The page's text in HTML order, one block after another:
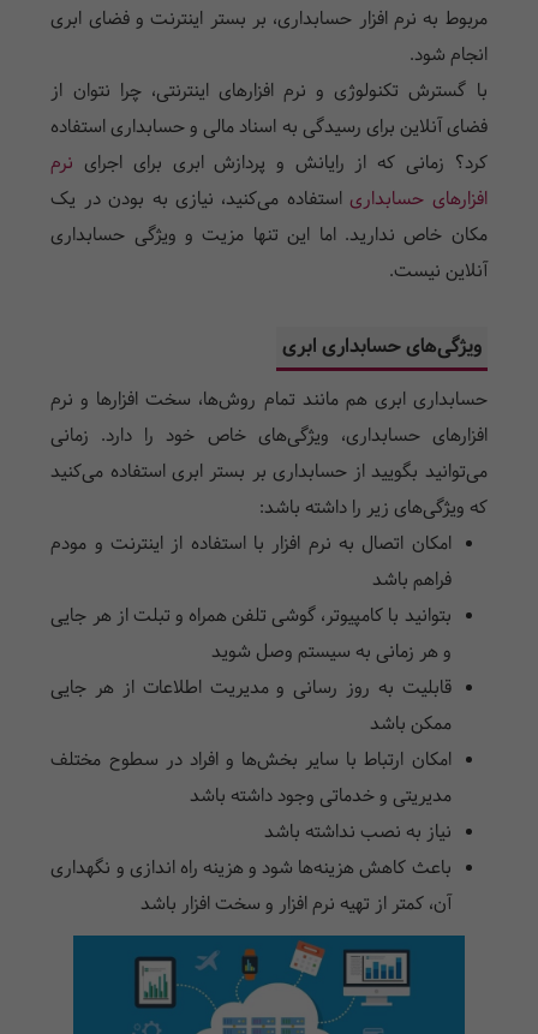
مربوط به نرم افزار حسابداری، بر بستر اینترنت و فضای ابری
انجام شود.
با گسترش تکنولوژی و نرم افزارهای اینترنتی، چرا نتوان از
فضای آنلاین برای رسیدگی به اسناد مالی و حسابداری استفاده
کرد؟ زمانی که از رایانش و پردازش ابری برای اجرای نرم
افزارهای حسابداریاستفاده می‌کنید، نیازی به بودن در یک
مکان خاص ندارید. اما این تنها مزیت و ویژگی حسابداری
آنلاین نیست.
ویژگی‌های حسابداری ابری
حسابداری ابری هم مانند تمام روش‌ها، سخت افزارها و نرم
افزارهای حسابداری، ویژگی‌های خاص خود را دارد. زمانی
می‌توانید بگویید از حسابداری بر بستر ابری استفاده می‌کنید
که ویژگی‌های زیر را داشته باشد:
امکان اتصال به نرم افزار با استفاده از اینترنت و مودم
فراهم باشد
بتوانید با کامپیوتر، گوشی تلفن همراه و تبلت از هر جایی
و هر زمانی به سیستم وصل شوید
قابلیت به روز رسانی و مدیریت اطلاعات از هر جایی
ممکن باشد
امکان ارتباط با سایر بخش‌ها و افراد در سطوح مختلف
مدیریتی و خدماتی وجود داشته باشد
نیاز به نصب نداشته باشد
باعث کاهش هزینه‌ها شود و هزینه راه اندازی و نگهداری
آن، کمتر از تهیه نرم افزار و سخت افزار باشد